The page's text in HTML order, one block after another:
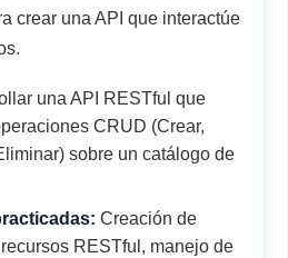
crear una API que interactúe
una API RESTful que
CRUD (Crear,
sobre un catálogo de
Creación de
RESTful, manejo de